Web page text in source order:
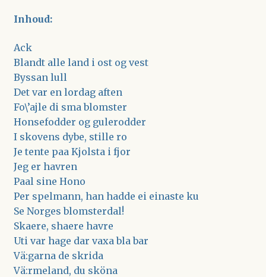
Inhoud:
Ack
Blandt alle land i ost og vest
Byssan lull
Det var en lordag aften
Fo\’ajle di sma blomster
Honsefodder og gulerodder
I skovens dybe, stille ro
Je tente paa Kjolsta i fjor
Jeg er havren
Paal sine Hono
Per spelmann, han hadde ei einaste ku
Se Norges blomsterdal!
Skaere, shaere havre
Uti var hage dar vaxa bla bar
Vä:garna de skrida
Vä:rmeland, du sköna